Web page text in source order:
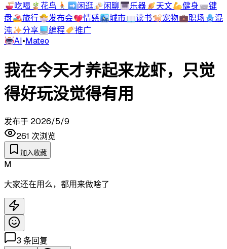
🍜吃喝 🪴 花鸟 🚶‍➡️闲逛🍻闲聊🎹乐器🪐天文💪健身⌨️键
盘🏖️旅行🐣发布会💖情感🏙️城市📖读书🐕宠物💼职场🪬混
沌✨分享💻编程🏷️推广
🤖AI•Mateo
我在今天才养起来龙虾，只觉
得好玩没觉得有用
发布于 2026/5/9
261 次浏览
加入收藏
M
大家还在用么，都用来做啥了
3 条回复